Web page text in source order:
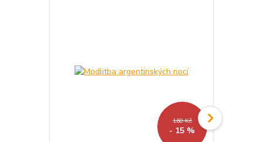
168 Kč
- 15 %